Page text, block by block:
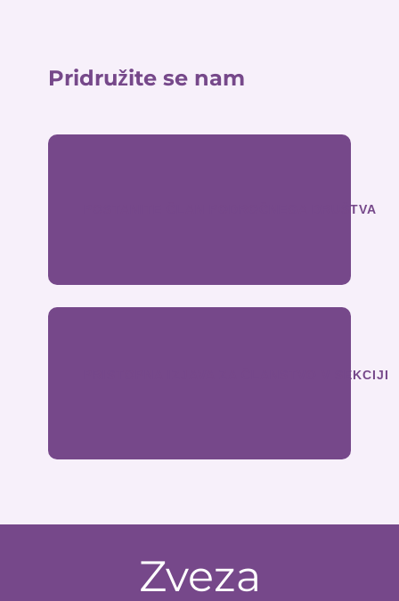
Pridružite se nam
POSTANITE ČLAN PODROČNEGA DRUŠTVA
PRISTOPNA IZJAVA ZA ČLANSTVO V SEKCIJI
Zveza